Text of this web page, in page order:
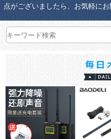
点がございましたら、お気軽にお